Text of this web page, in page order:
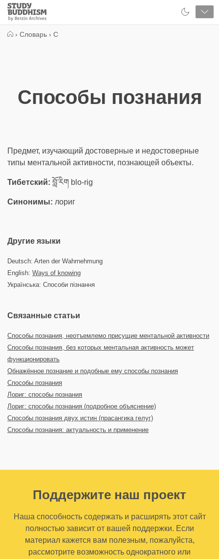
Close
Study
Buddhism
› Словарь › С
Способы познания
Предмет, изучающий достоверные и недостоверные
типы ментальной активности, познающей объекты.
Тибетский: བློ་རིག blo-rig
Синонимы: лориг
Другие языки
Deutsch: Arten der Wahrnehmung
English: Ways of knowing
Українська: Способи пізнання
Связанные статьи
Способы познания, неотъемлемо присущие ментальной активности
Способы познания, без которых ментальная активность может
функционировать
Обнажённое познание и подобные ему способы познания
Способы познания
Лориг: способы познания
Лориг: способы познания (подробное объяснение)
Способы познания двух истин (прасангика гелуг)
Способы познания: актуальность и применение
Поддержите наш проект
Наша способность содержать и расширять этот сайт
полностью зависит от вашей поддержки. Если
материал кажется вам полезным, пожалуйста,
рассмотрите возможность однократного или